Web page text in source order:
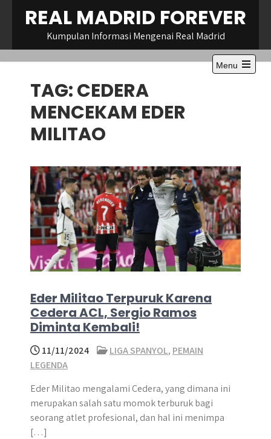
REAL MADRID FOREVER
Kumpulan Informasi Mengenai Real Madrid
Menu
Open
TAG:CEDERA
MENCEKAM EDER
MILITAO
Eder Militao Terpuruk Karena
Cedera ACL, Sergio Ramos
Diminta Kembali!
11/11/2024 LIGA SPANYOL, PEMAIN
LEGENDA
Eder Militao mengalami Cedera, yang dimana ini
merupakan salah satu momok terburuk bagi
seorang atlet profesional, dan hal ini menimpa
[…]